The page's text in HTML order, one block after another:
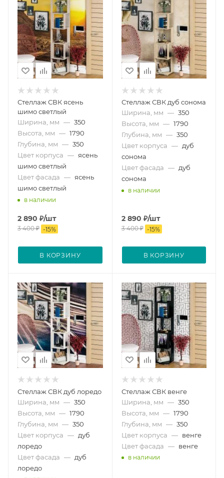
Стеллаж СВК ясень
шимо светлый
Ширина, мм — 350
Высота, мм — 1790
Глубина, мм — 350
Цвет корпуса — ясень
шимо светлый
Цвет фасада — ясень
шимо светлый
в наличии
2 890 ₽/шт
3 400₽ -15%
В КОРЗИНУ
Стеллаж СВК дуб сонома
Ширина, мм — 350
Высота, мм — 1790
Глубина, мм — 350
Цвет корпуса — дуб
сонома
Цвет фасада — дуб
сонома
в наличии
2 890 ₽/шт
3 400₽ -15%
В КОРЗИНУ
Стеллаж СВК дуб лоредо
Ширина, мм — 350
Высота, мм — 1790
Глубина, мм — 350
Цвет корпуса — дуб
лоредо
Цвет фасада — дуб
лоредо
Стеллаж СВК венге
Ширина, мм — 350
Высота, мм — 1790
Глубина, мм — 350
Цвет корпуса — венге
Цвет фасада — венге
в наличии